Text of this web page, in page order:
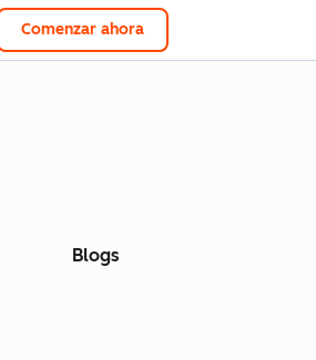
Comenzar ahora
Blogs